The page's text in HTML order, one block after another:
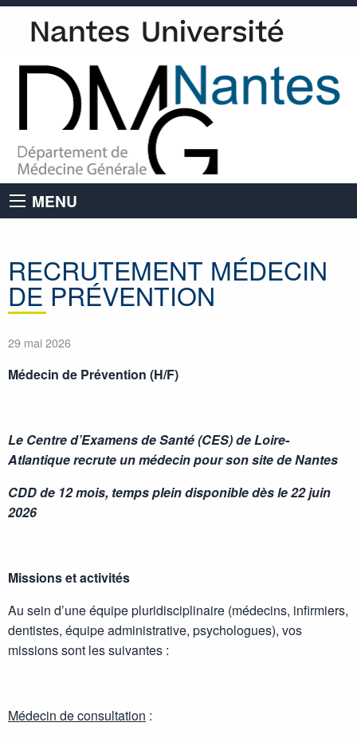
MENU
RECRUTEMENT MÉDECIN
DE PRÉVENTION
29 mai 2026
Médecin de Prévention (H/F)
Le Centre d’Examens de Santé (CES) de Loire-
Atlantique recrute un médecin pour son site de Nantes
CDD de 12 mois, temps plein disponible dès le 22 juin
2026
Missions et activités
Au sein d’une équipe pluridisciplinaire (médecins, infirmiers,
dentistes, équipe administrative, psychologues), vos
missions sont les suivantes :
Médecin de consultation :